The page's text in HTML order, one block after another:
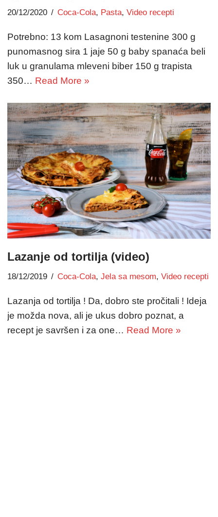
20/12/2020 Coca-Cola, Pasta, Video recepti
Potrebno: 13 kom Lasagnoni testenine 300 g
punomasnog sira 1 jaje 50 g baby spanaća beli
luk u granulama mleveni biber 150 g trapista
350… Read More »
Lazanje od tortilja (video)
18/12/2019 Coca-Cola, Jela sa mesom, Video recepti
Lazanja od tortilja ! Da, dobro ste pročitali ! Ideja
je možda nova, ali je ukus dobro poznat, a
recept je savršen i za one… Read More »